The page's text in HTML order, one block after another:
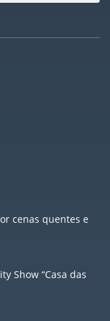
cenas quentes e
Show “Casa das